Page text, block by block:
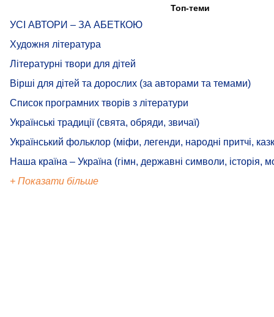
Топ-теми
УСІ АВТОРИ – ЗА АБЕТКОЮ
Художня література
Літературні твори для дітей
Вірші для дітей та дорослих (за авторами та темами)
Список програмних творів з літератури
Українські традиції (свята, обряди, звичаї)
Український фольклор (міфи, легенди, народні притчі,
Наша країна – Україна (гімн, державні символи, історія,
+ Показати більше